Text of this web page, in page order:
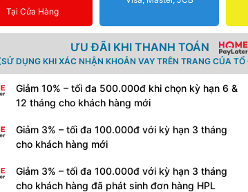
Tại Cửa Hàng
ƯU ĐÃI KHI THANH TOÁN
DỤNG KHI XÁC NHẬN KHOẢN VAY TRÊN TRANG CỦA
Giảm 10% – tối đa 500.000đ khi chọn kỳ hạn 6 &
12 tháng cho khách hàng mới
Giảm 3% – tối đa 100.000đ với kỳ hạn 3 tháng
cho khách hàng mới
Giảm 3% – tối đa 100.000đ với kỳ hạn 3 tháng
cho khách hàng đã phát sinh đơn hàng HPL